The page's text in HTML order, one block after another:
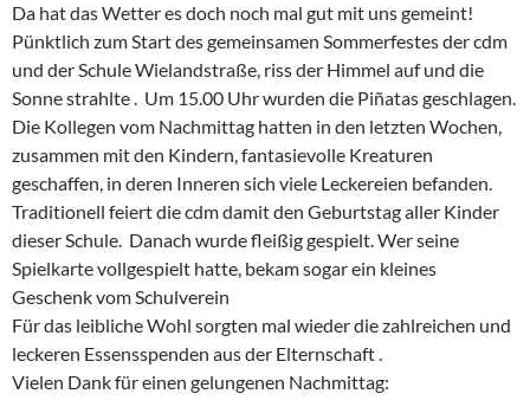
Da hat das Wetter es doch noch mal gut mit uns gemeint!
Pünktlich zum Start des gemeinsamen Sommerfestes der cdm
und der Schule Wielandstraße, riss der Himmel auf und die
Sonne strahlte . Um 15.00 Uhr wurden die Piñatas geschlagen.
Die Kollegen vom Nachmittag hatten in den letzten Wochen,
zusammen mit den Kindern, fantasievolle Kreaturen
geschaffen, in deren Inneren sich viele Leckereien befanden.
Traditionell feiert die cdm damit den Geburtstag aller Kinder
dieser Schule. Danach wurde fleißig gespielt. Wer seine
Spielkarte vollgespielt hatte, bekam sogar ein kleines
Geschenk vom Schulverein
Für das leibliche Wohl sorgten mal wieder die zahlreichen und
leckeren Essensspenden aus der Elternschaft .
Vielen Dank für einen gelungenen Nachmittag: